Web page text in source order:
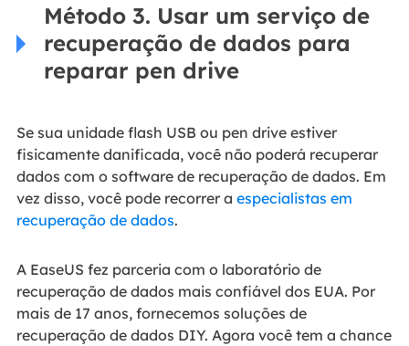
Método 3. Usar um serviço de
recuperação de dados para
reparar pen drive
Se sua unidade flash USB ou pen drive estiver
fisicamente danificada, você não poderá recuperar
dados com o software de recuperação de dados. Em
vez disso, você pode recorrer a especialistas em
recuperação de dados.
A EaseUS fez parceria com o laboratório de
recuperação de dados mais confiável dos EUA. Por
mais de 17 anos, fornecemos soluções de
recuperação de dados DIY. Agora você tem a chance